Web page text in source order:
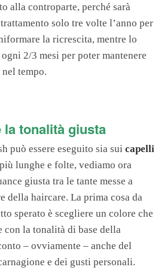
alla controparte, perché sarà
solo tre volte l’anno per
la ricrescita, mentre lo
2/3 mesi per poter mantenere
tempo.
tonalità giusta
può essere eseguito sia sui capelli
lunghe e folte, vediamo ora
giusta tra le tante messe a
della haircare. La prima cosa da
sperato è scegliere un colore che
con la tonalità di base della
– ovviamente – anche del
e dei gusti personali.